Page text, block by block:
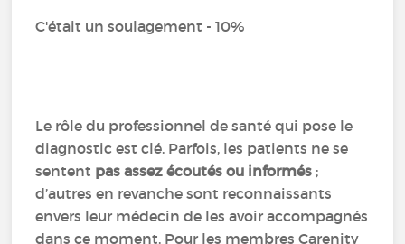
C'était un soulagement - 10%
Le rôle du professionnel de santé qui pose le
diagnostic est clé. Parfois, les patients ne se
sentent pas assez écoutés ou informés ;
d’autres en revanche sont reconnaissants
envers leur médecin de les avoir accompagnés
dans ce moment. Pour les membres Carenity